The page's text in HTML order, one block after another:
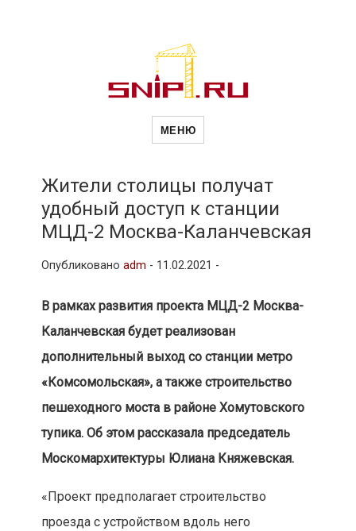
Новости
и
рубрики
МЕНЮ
Жители столицы получат
удобный доступ к станции
МЦД-2 Москва-Каланчевская
Опубликовано adm - 11.02.2021 -
В рамках развития проекта МЦД-2 Москва-
Каланчевская будет реализован
дополнительный выход со станции метро
«Комсомольская», а также строительство
пешеходного моста в районе Хомутовского
тупика. Об этом рассказала председатель
Москомархитектуры Юлиана Княжевская.
«Проект предполагает строительство
проезда с устройством вдоль него